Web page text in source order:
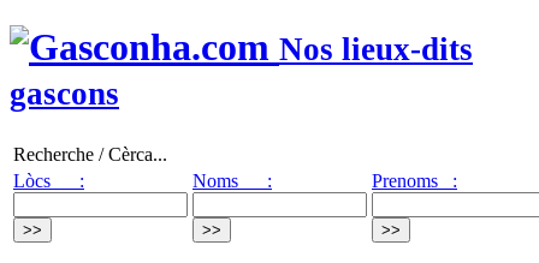
Nos lieux-dits
gascons
Recherche / Cèrca...
Lòcs :
Noms : Prenoms :